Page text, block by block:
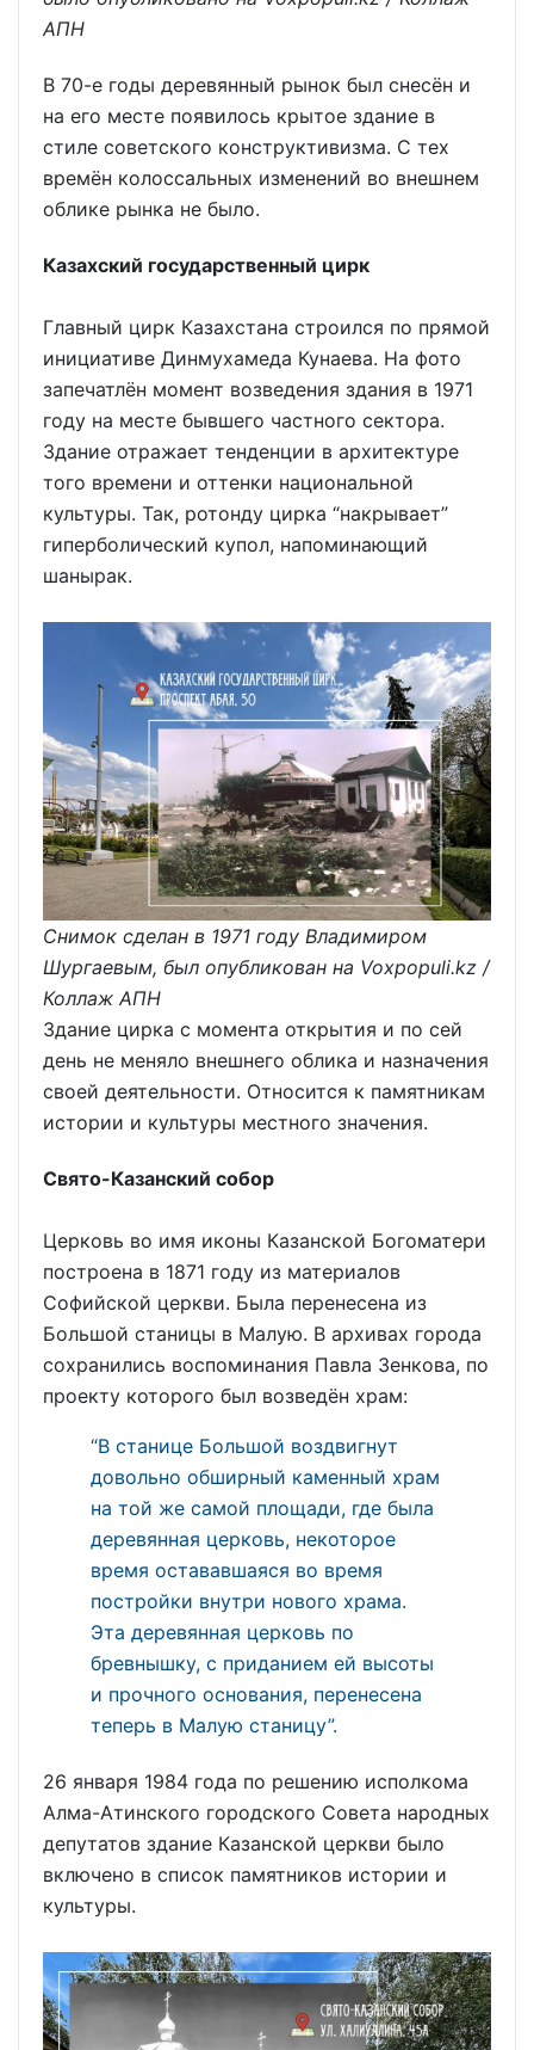
АПН
В 70-е годы деревянный рынок был снесён и
на его месте появилось крытое здание в
стиле советского конструктивизма. С тех
времён колоссальных изменений во внешнем
облике рынка не было.
Казахский государственный цирк
Главный цирк Казахстана строился по прямой
инициативе Динмухамеда Кунаева. На фото
запечатлён момент возведения здания в 1971
году на месте бывшего частного сектора.
Здание отражает тенденции в архитектуре
того времени и оттенки национальной
культуры. Так, ротонду цирка “накрывает”
гиперболический купол, напоминающий
шанырак.
Снимок сделан в 1971 году Владимиром
Шургаевым, был опубликован на Voxpopuli.kz /
Коллаж АПН
Здание цирка с момента открытия и по сей
день не меняло внешнего облика и назначения
своей деятельности. Относится к памятникам
истории и культуры местного значения.
Свято-Казанский собор
Церковь во имя иконы Казанской Богоматери
построена в 1871 году из материалов
Софийской церкви. Была перенесена из
Большой станицы в Малую. В архивах города
сохранились воспоминания Павла Зенкова, по
проекту которого был возведён храм:
“В станице Большой воздвигнут
довольно обширный каменный храм
на той же самой площади, где была
деревянная церковь, некоторое
время остававшаяся во время
постройки внутри нового храма.
Эта деревянная церковь по
бревнышку, с приданием ей высоты
и прочного основания, перенесена
теперь в Малую станицу”.
26 января 1984 года по решению исполкома
Алма-Атинского городского Совета народных
депутатов здание Казанской церкви было
включено в список памятников истории и
культуры.